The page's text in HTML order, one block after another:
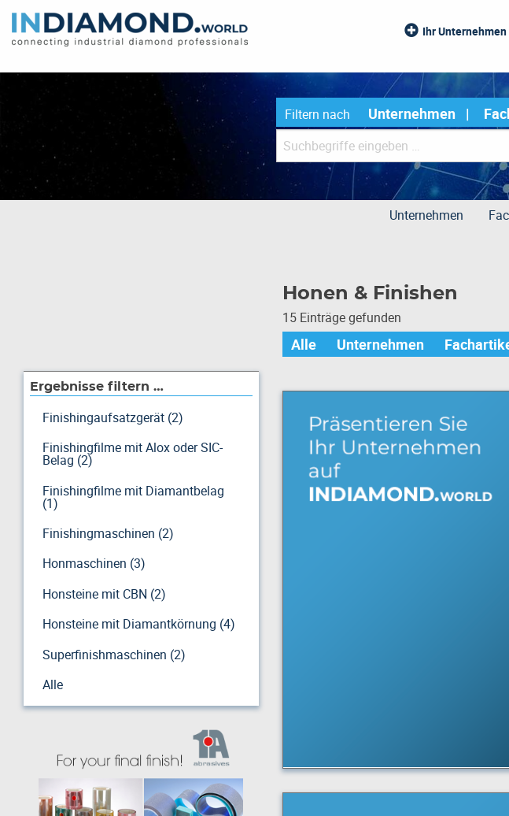
Ihr
Filtern nach Unternehmen
Unternehmen
Honen & Finishen
15 Einträge gefunden
Alle Unternehmen
Ergebnisse filtern …
Finishingaufsatzgerät (2)
Finishingfilme mit Alox oder SIC-
Belag (2)
Finishingfilme mit Diamantbelag
(1)
Finishingmaschinen (2)
Honmaschinen (3)
Honsteine mit CBN (2)
Honsteine mit Diamantkörnung (4)
Superfinishmaschinen (2)
Alle